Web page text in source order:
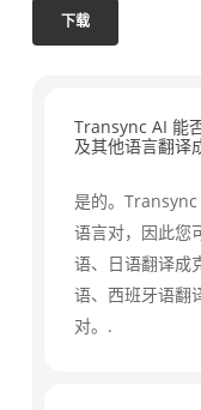
下载
Transync AI 能
及其他语言翻译
是的。
语言对，因此您
语、日语翻译成
语、西班牙语翻
对。.